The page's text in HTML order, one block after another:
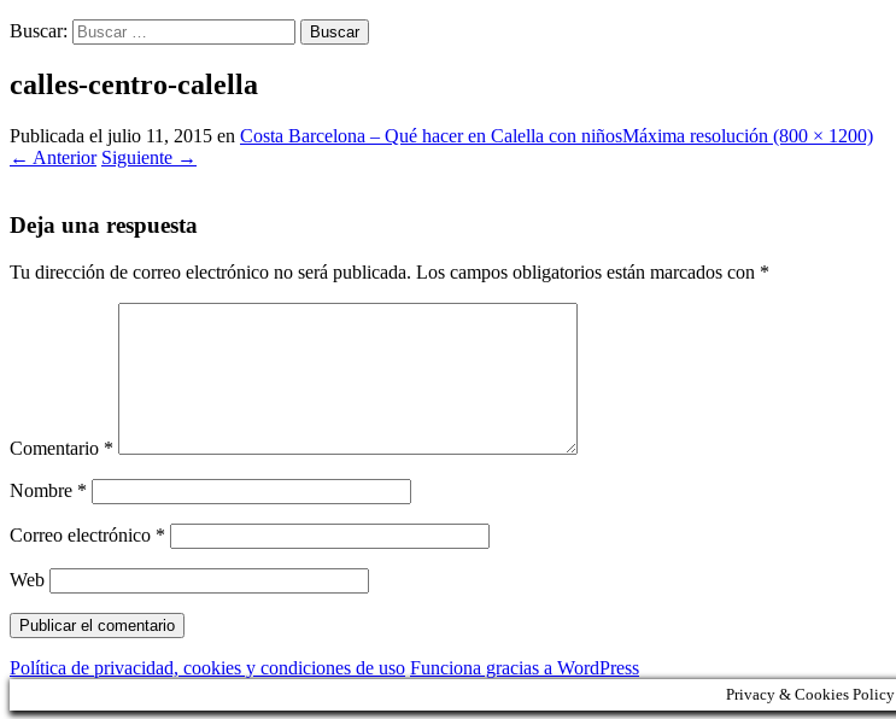
Buscar:
calles-centro-calella
Publicada el julio 11, 2015 en Costa Barcelona – Qué hacer en Calella con niñosMáxima resolución (800 × 1200)
← Anterior Siguiente →
Deja una respuesta
Tu dirección de correo electrónico no será publicada. Los campos obligatorios están marcados con *
Comentario *
Nombre *
Correo electrónico *
Web
Política de privacidad, cookies y condiciones de uso Funciona gracias a WordPress
Privacy & Cookies Policy